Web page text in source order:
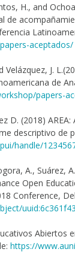
H., and
de
aceptados/
Velázquez, J.
de
papers-
D. (2018)
descriptivo de
handle/
A., Suárez,
Open
Conference,
Abiertos
https://